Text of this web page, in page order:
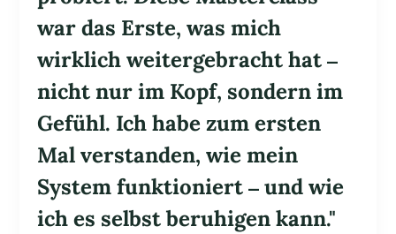
war das Erste, was mich
wirklich weitergebracht hat –
nicht nur im Kopf, sondern im
Gefühl. Ich habe zum ersten
Mal verstanden, wie mein
System funktioniert – und wie
ich es selbst beruhigen kann."